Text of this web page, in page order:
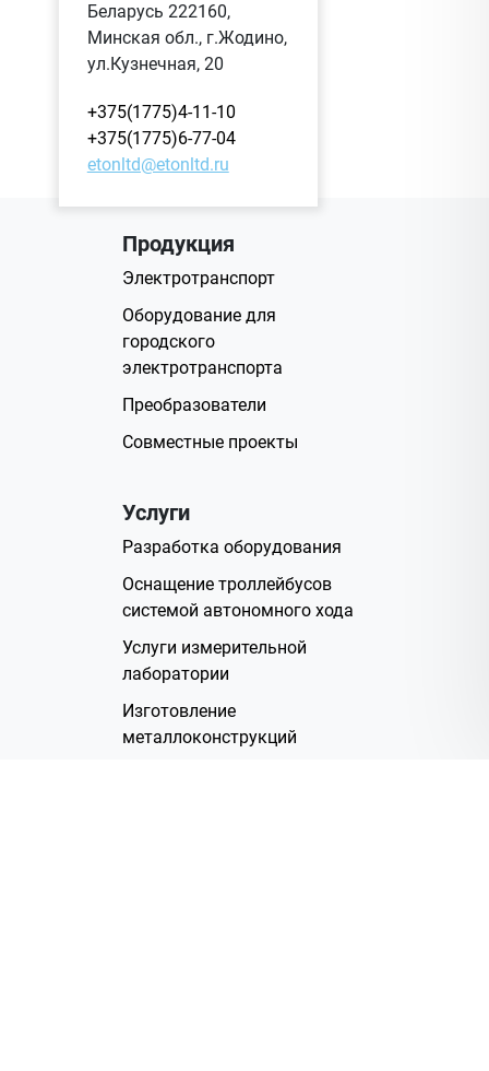
Беларусь 222160,
Минская обл., г.Жодино,
ул.Кузнечная, 20
+375(1775)4-11-10
+375(1775)6-77-04
etonltd@etonltd.ru
Продукция
Электротранспорт
Оборудование для
городского
электротранспорта
Преобразователи
Совместные проекты
Услуги
Разработка оборудования
Оснащение троллейбусов
системой автономного хода
Услуги измерительной
лаборатории
Изготовление
металлоконструкций